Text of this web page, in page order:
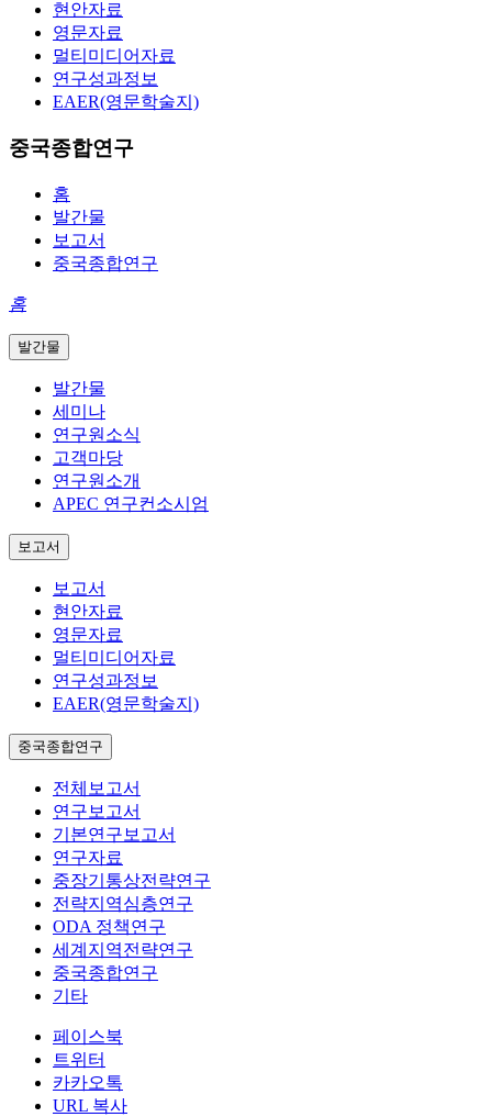
현안자료
영문자료
멀티미디어자료
연구성과정보
EAER(영문학술지)
중국종합연구
홈
발간물
보고서
중국종합연구
홈
발간물
발간물
세미나
연구원소식
고객마당
연구원소개
APEC 연구컨소시엄
보고서
보고서
현안자료
영문자료
멀티미디어자료
연구성과정보
EAER(영문학술지)
중국종합연구
전체보고서
연구보고서
기본연구보고서
연구자료
중장기통상전략연구
전략지역심층연구
ODA 정책연구
세계지역전략연구
중국종합연구
기타
페이스북
트위터
카카오톡
URL 복사